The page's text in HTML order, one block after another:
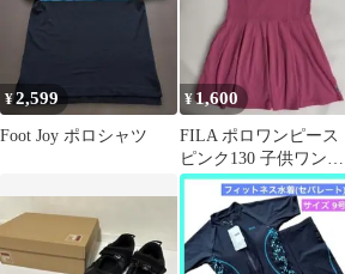
¥2,599
Foot Joy ポロシャツ
¥1,600
FILA ポロワンピース
ピンク130 子供ワンピ
ース 半袖